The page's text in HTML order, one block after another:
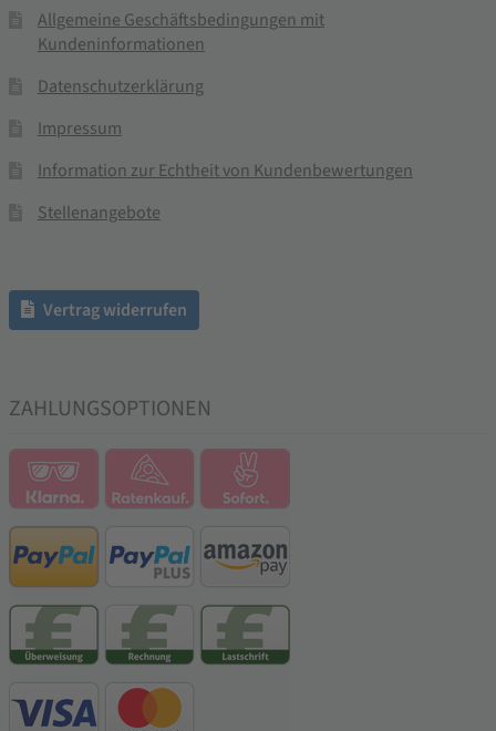
Allgemeine Geschäftsbedingungen mit
Kundeninformationen
Datenschutzerklärung
Impressum
Information zur Echtheit von Kundenbewertungen
Stellenangebote
Vertrag widerrufen
ZAHLUNGSOPTIONEN